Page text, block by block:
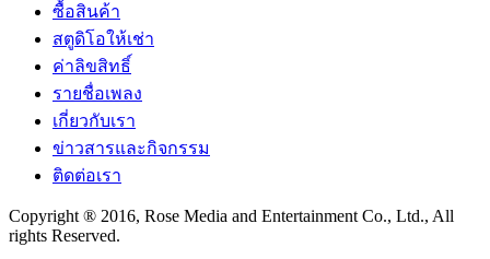
ซื้อสินค้า
สตูดิโอให้เช่า
ค่าลิขสิทธิ์
รายชื่อเพลง
เกี่ยวกับเรา
ข่าวสารและกิจกรรม
ติดต่อเรา
Copyright ® 2016, Rose Media and Entertainment Co., Ltd., All
rights Reserved.